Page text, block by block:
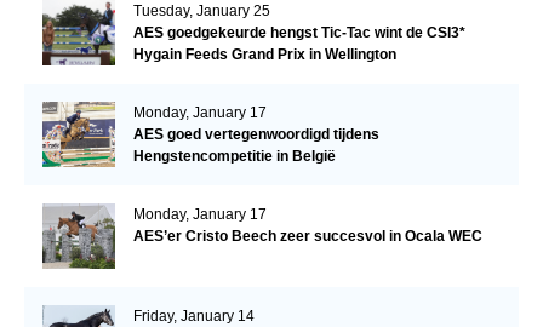
Tuesday, January 25
AES goedgekeurde hengst Tic-Tac wint de CSI3*
Hygain Feeds Grand Prix in Wellington
Monday, January 17
AES goed vertegenwoordigd tijdens
Hengstencompetitie in België
Monday, January 17
AES’er Cristo Beech zeer succesvol in Ocala WEC
Friday, January 14